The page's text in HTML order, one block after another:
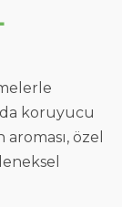
da koruyucu
özel